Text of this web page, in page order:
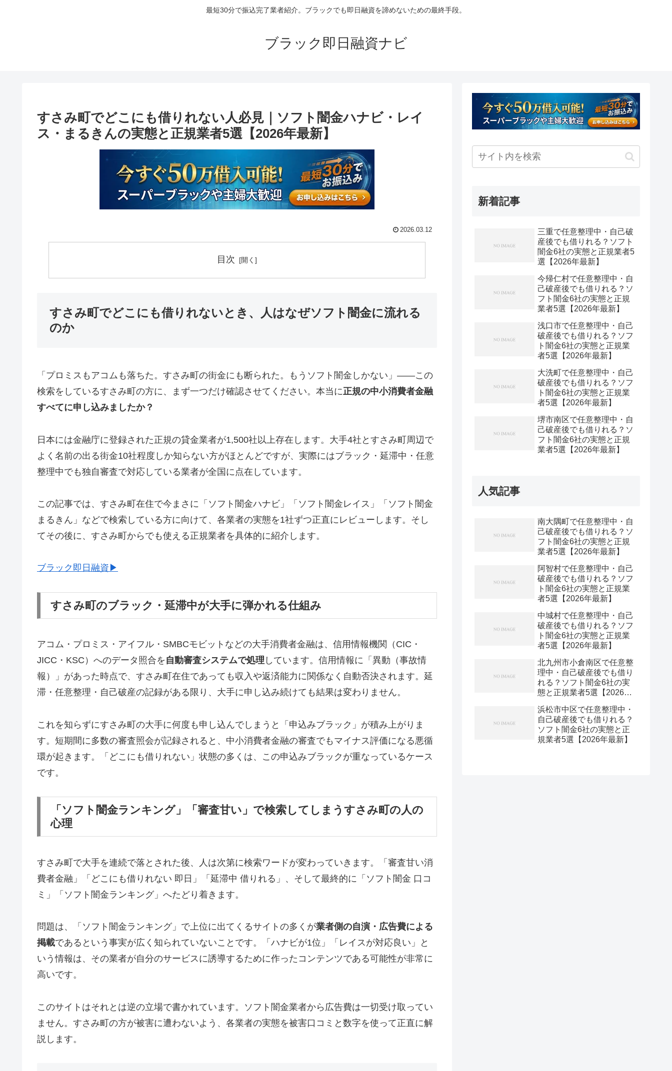
最短30分で振込完了業者紹介。ブラックでも即日融資を諦めないための最終手段。
ブラック即日融資ナビ
すさみ町でどこにも借りれない人必見｜ソフト闇金ハナビ・レイ
ス・まるきんの実態と正規業者5選【2026年最新】
2026.03.12
目次
すさみ町でどこにも借りれないとき、人はなぜソフト闇金に流れる
のか
「プロミスもアコムも落ちた。すさみ町の街金にも断られた。もうソフト闇金しかない」——この
検索をしているすさみ町の方に、まず一つだけ確認させてください。本当に正規の中小消費者金融
すべてに申し込みましたか？
日本には金融庁に登録された正規の貸金業者が1,500社以上存在します。大手4社とすさみ町周辺で
よく名前の出る街金10社程度しか知らない方がほとんどですが、実際にはブラック・延滞中・任意
整理中でも独自審査で対応している業者が全国に点在しています。
この記事では、すさみ町在住で今まさに「ソフト闇金ハナビ」「ソフト闇金レイス」「ソフト闇金
まるきん」などで検索している方に向けて、各業者の実態を1社ずつ正直にレビューします。そし
てその後に、すさみ町からでも使える正規業者を具体的に紹介します。
ブラック即日融資▶
すさみ町のブラック・延滞中が大手に弾かれる仕組み
アコム・プロミス・アイフル・SMBCモビットなどの大手消費者金融は、信用情報機関（CIC・
JICC・KSC）へのデータ照合を 自動審査システムで処理 しています。信用情報に「異動（事故情
報）」があった時点で、すさみ町在住であっても収入や返済能力に関係なく自動否決されます。延
滞・任意整理・自己破産の記録がある限り、大手に申し込み続けても結果は変わりません。
これを知らずにすさみ町の大手に何度も申し込んでしまうと「申込みブラック」が積み上がりま
す。短期間に多数の審査照会が記録されると、中小消費者金融の審査でもマイナス評価になる悪循
環が起きます。「どこにも借りれない」状態の多くは、この申込みブラックが重なっているケース
です。
「ソフト闇金ランキング」「審査甘い」で検索してしまうすさみ町の人の
心理
すさみ町で大手を連続で落とされた後、人は次第に検索ワードが変わっていきます。「審査甘い消
費者金融」「どこにも借りれない 即日」「延滞中 借りれる」、そして最終的に「ソフト闇金 口コ
ミ」「ソフト闇金ランキング」へたどり着きます。
問題は、「ソフト闇金ランキング」で上位に出てくるサイトの多くが業者側の自演・広告費による
掲載であるという事実が広く知られていないことです。「ハナビが1位」「レイスが対応良い」と
いう情報は、その業者が自分のサービスに誘導するために作ったコンテンツである可能性が非常に
高いです。
このサイトはそれとは逆の立場で書かれています。ソフト闇金業者から広告費は一切受け取ってい
ません。すさみ町の方が被害に遭わないよう、各業者の実態を被害口コミと数字を使って正直に解
説します。
新着記事
三重で任意整理中・自己破
産後でも借りれる？ソフト
闇金6社の実態と正規業者5
選【2026年最新】
今帰仁村で任意整理中・自
己破産後でも借りれる？ソ
フト闇金6社の実態と正規
業者5選【2026年最新】
浅口市で任意整理中・自己
破産後でも借りれる？ソフ
ト闇金6社の実態と正規業
者5選【2026年最新】
大洗町で任意整理中・自己
破産後でも借りれる？ソフ
ト闇金6社の実態と正規業
者5選【2026年最新】
堺市南区で任意整理中・自
己破産後でも借りれる？ソ
フト闇金6社の実態と正規
業者5選【2026年最新】
人気記事
南大隅町で任意整理中・自
己破産後でも借りれる？ソ
フト闇金6社の実態と正規
業者5選【2026年最新】
阿智村で任意整理中・自己
破産後でも借りれる？ソフ
ト闇金6社の実態と正規業
者5選【2026年最新】
中城村で任意整理中・自己
破産後でも借りれる？ソフ
ト闇金6社の実態と正規業
者5選【2026年最新】
北九州市小倉南区で任意整
理中・自己破産後でも借り
れる？ソフト闇金6社の実
態と正規業者5選【2026年
浜松市中区で任意整理中・
自己破産後でも借りれる？
ソフト闇金6社の実態と正
規業者5選【2026年最新】